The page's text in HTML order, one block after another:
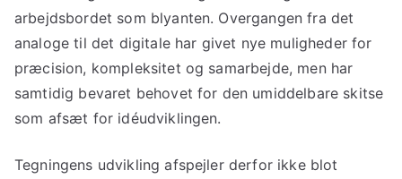
arbejdsbordet som blyanten. Overgangen fra det
analoge til det digitale har givet nye muligheder for
præcision, kompleksitet og samarbejde, men har
samtidig bevaret behovet for den umiddelbare skitse
som afsæt for idéudviklingen.
Tegningens udvikling afspejler derfor ikke blot